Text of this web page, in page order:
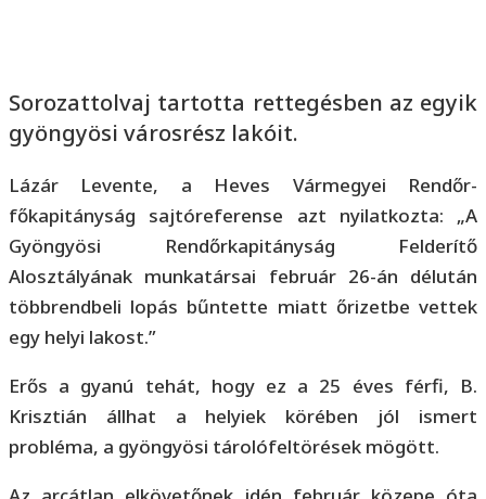
Sorozattolvaj tartotta rettegésben az egyik
gyöngyösi városrész lakóit.
Lázár Levente, a Heves Vármegyei Rendőr-
főkapitányság sajtóreferense azt nyilatkozta: „A
Gyöngyösi Rendőrkapitányság Felderítő
Alosztályának munkatársai február 26-án délután
többrendbeli lopás bűntette miatt őrizetbe vettek
egy helyi lakost.”
Erős a gyanú tehát, hogy ez a 25 éves férfi, B.
Krisztián állhat a helyiek körében jól ismert
probléma, a gyöngyösi tárolófeltörések mögött.